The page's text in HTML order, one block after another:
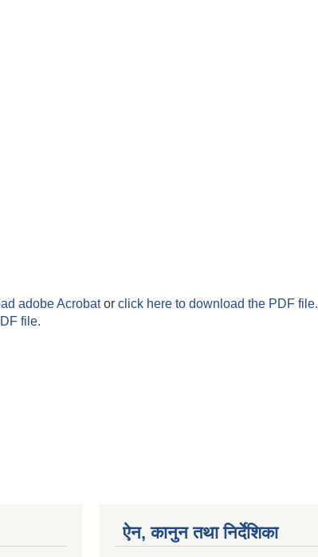
adobe Acrobator click here to download the PDF file.
file.
ऐन, कानुन तथा निर्देशिका